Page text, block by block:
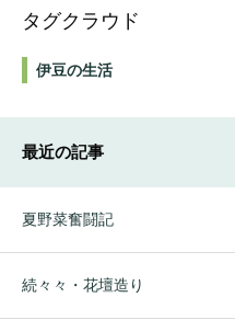
タグクラウド
伊豆の生活
最近の記事
夏野菜奮闘記
続々々・花壇造り